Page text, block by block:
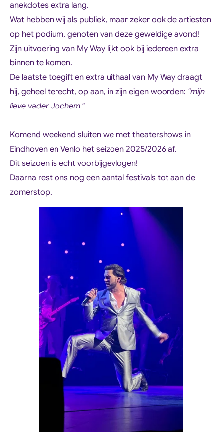
anekdotes extra lang.
Wat hebben wij als publiek, maar zeker ook de artiesten
op het podium, genoten van deze geweldige avond!
Zijn uitvoering van My Way lijkt ook bij iedereen extra
binnen te komen.
De laatste toegift en extra uithaal van My Way draagt
hij, geheel terecht, op aan, in zijn eigen woorden: "mijn
lieve vader Jochem."
Komend weekend sluiten we met theatershows in
Eindhoven en Venlo het seizoen 2025/2026 af.
Dit seizoen is echt voorbijgevlogen!
Daarna rest ons nog een aantal festivals tot aan de
zomerstop.